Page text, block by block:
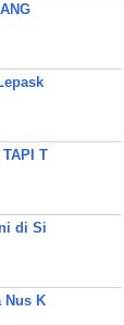
T
di Si
Nus K